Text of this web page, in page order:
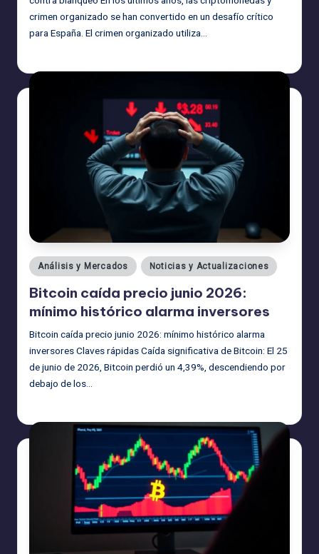
crimen organizado se han convertido en un desafío crítico
para España. El crimen organizado utiliza…
Publicado
en
Análisis y Mercados Noticias y Actualizaciones
Bitcoin caída precio junio 2026:
mínimo histórico alarma inversores
Bitcoin caída precio junio 2026: mínimo histórico alarma
inversores Claves rápidas Caída significativa de Bitcoin: El 25
de junio de 2026, Bitcoin perdió un 4,39%, descendiendo por
debajo de los…